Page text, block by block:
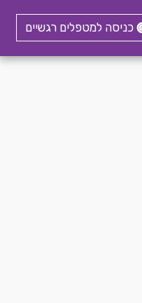
כניסה למטפלים רגשיים